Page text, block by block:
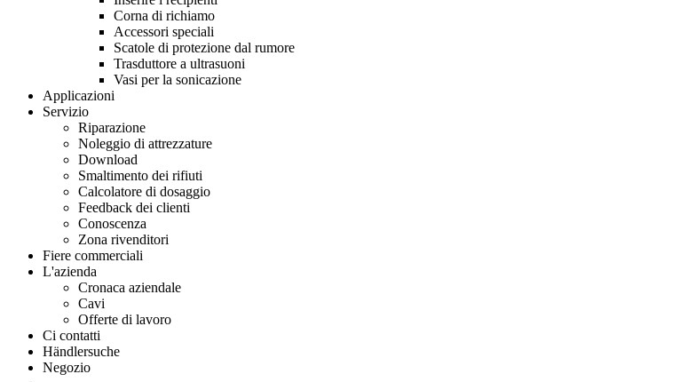
Corna di richiamo
Accessori speciali
Scatole di protezione dal rumore
Trasduttore a ultrasuoni
Vasi per la sonicazione
Applicazioni
Servizio
Riparazione
Noleggio di attrezzature
Download
Smaltimento dei rifiuti
Calcolatore di dosaggio
Feedback dei clienti
Conoscenza
Zona rivenditori
Fiere commerciali
L'azienda
Cronaca aziendale
Cavi
Offerte di lavoro
Ci contatti
Händlersuche
Negozio